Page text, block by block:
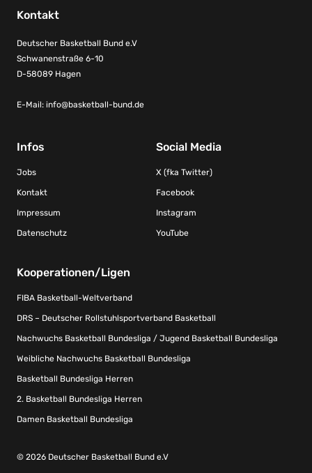
Kontakt
Deutscher Basketball Bund e.V
Schwanenstraße 6-10
D-58089 Hagen
E-Mail: info@basketball-bund.de
Infos
Jobs
Kontakt
Impressum
Datenschutz
Social Media
X (fka Twitter)
Facebook
Instagram
YouTube
Kooperationen/Ligen
FIBA Basketball-Weltverband
DRS – Deutscher Rollstuhlsportverband Basketball
Nachwuchs Basketball Bundesliga / Jugend Basketball Bundesliga
Weibliche Nachwuchs Basketball Bundesliga
Basketball Bundesliga Herren
2. Basketball Bundesliga Herren
Damen Basketball Bundesliga
© 2026 Deutscher Basketball Bund e.V